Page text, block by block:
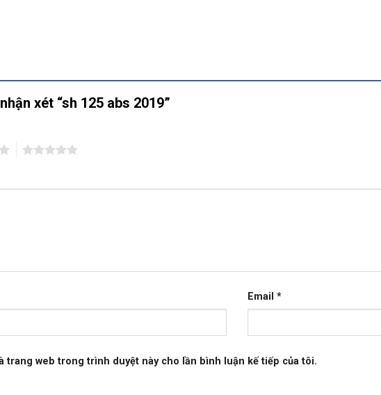
xét “sh 125 abs 2019”
Email *
trang web trong trình duyệt này cho lần bình luận kế tiếp của tôi.